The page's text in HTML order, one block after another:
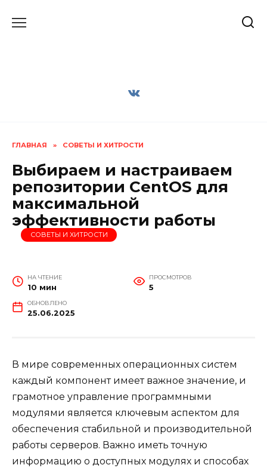
ГЛАВНАЯ » СОВЕТЫ И ХИТРОСТИ
Выбираем и настраиваем
репозитории CentOS для
максимальной
эффективности работы
СОВЕТЫ И ХИТРОСТИ
НА ЧТЕНИЕ
10 мин
ПРОСМОТРОВ
5
ОБНОВЛЕНО
25.06.2025
В мире современных операционных систем
каждый компонент имеет важное значение, и
грамотное управление программными
модулями является ключевым аспектом для
обеспечения стабильной и производительной
работы серверов. Важно иметь точную
информацию о доступных модулях и способах